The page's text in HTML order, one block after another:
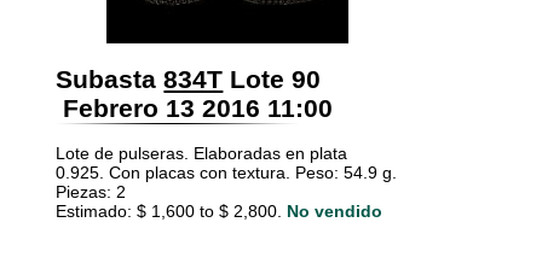
Subasta 834T Lote 90
Febrero 13 2016 11:00
Lote de pulseras. Elaboradas en plata
0.925. Con placas con textura. Peso: 54.9 g.
Piezas: 2
Estimado: $ 1,600 to $ 2,800. No vendido